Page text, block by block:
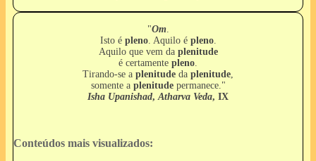
"Om.
Isto é pleno. Aquilo é pleno.
Aquilo que vem da plenitude
é certamente pleno
Tirando-se a plenitude da plenitude
somente a plenitudepermanece."
Isha Upanishad, Atharva Veda, IX
Conteúdos mais visualizados: